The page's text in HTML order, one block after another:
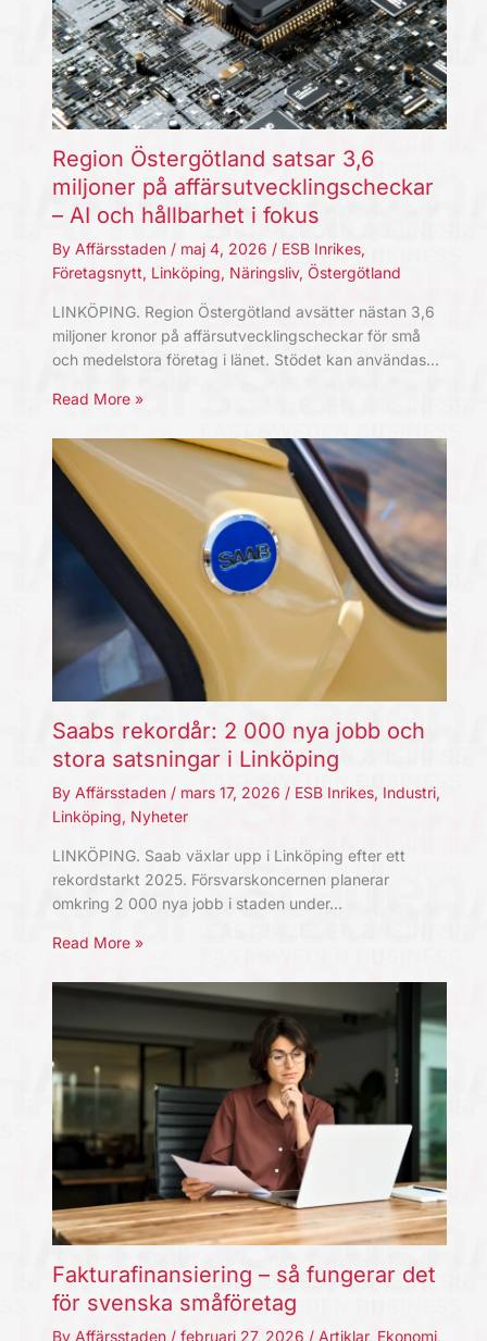
Region Östergötland satsar 3,6
miljoner på affärsutvecklingscheckar
– AI och hållbarhet i fokus
By Affärsstaden / maj 4, 2026 / ESB Inrikes,
Företagsnytt, Linköping, Näringsliv, Östergötland
LINKÖPING. Region Östergötland avsätter nästan 3,6
miljoner kronor på affärsutvecklingscheckar för små
och medelstora företag i länet. Stödet kan användas…
Read More »
Saabs rekordår: 2 000 nya jobb och
stora satsningar i Linköping
By Affärsstaden / mars 17, 2026 / ESB Inrikes, Industri,
Linköping, Nyheter
LINKÖPING. Saab växlar upp i Linköping efter ett
rekordstarkt 2025. Försvarskoncernen planerar
omkring 2 000 nya jobb i staden under…
Read More »
Fakturafinansiering – så fungerar det
för svenska småföretag
By Affärsstaden / februari 27, 2026 / Artiklar, Ekonomi,